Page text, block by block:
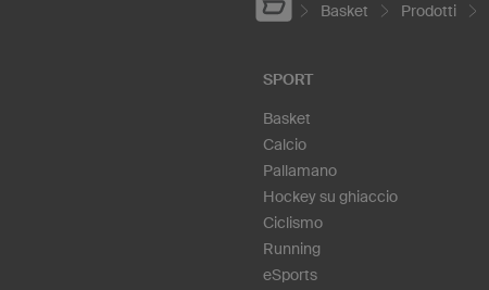
Basket Prodotti
SPORT
Basket
Calcio
Pallamano
Hockey su ghiaccio
Ciclismo
Running
eSports